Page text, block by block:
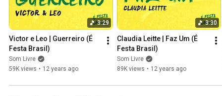
3:29
Victor e Leo | Guerreiro (É
Festa Brasil)
Som Livre
59K views • 12 years ago
3:30
Claudia Leitte | Faz Um (É
Festa Brasil)
Som Livre
89K views • 12 years ago